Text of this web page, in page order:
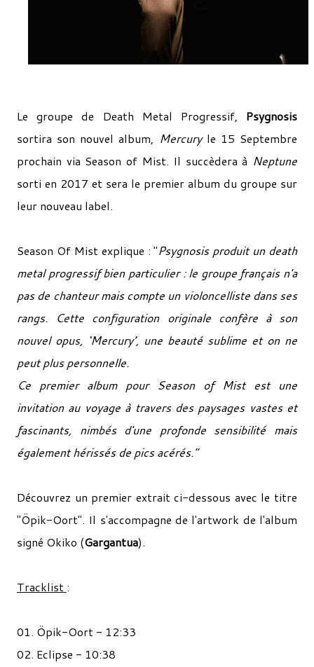
Le groupe de Death Metal Progressif, Psygnosis
sortira son nouvel album,
Mercury le 15 Septembre
prochain via Season of Mist. Il succèdera à Neptune
sorti en 2017 et sera le premier album du groupe sur
leur nouveau label.
Season Of Mist explique : "Psygnosis produit un death
metal progressif bien particulier : le groupe français n'a
pas de chanteur mais compte un violoncelliste dans ses
rangs. Cette configuration originale confère à son
nouvel opus, ‘Mercury’, une beauté sublime et on ne
peut plus personnelle.
Ce premier album pour Season of Mist est une
invitation au voyage à travers des paysages vastes et
fascinants, nimbés d'une profonde sensibilité mais
également hérissés de pics acérés."
Découvrez un premier extrait ci-dessous avec le titre
"Öpik-Oort". Il s'accompagne de l'artwork de l'album
signé Okiko (Gargantua).
Tracklist :
01. Öpik-Oort - 12:33
02. Eclipse - 10:38